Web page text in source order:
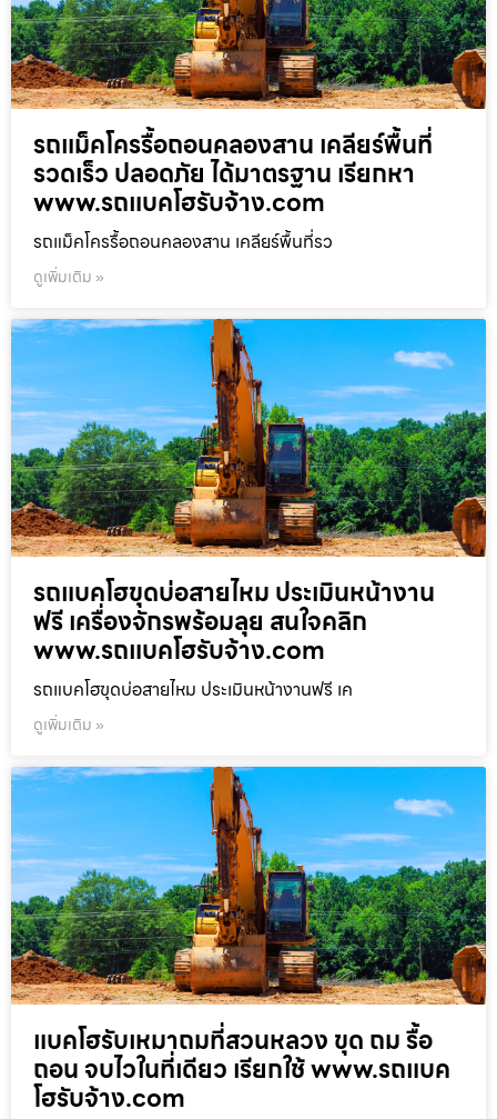
รถแม็คโครรื้อถอนคลองสาน เคลียร์พื้นที่
รวดเร็ว ปลอดภัย ได้มาตรฐาน เรียกหา
www.รถแบคโฮรับจ้าง.com
รถแม็คโครรื้อถอนคลองสาน เคลียร์พื้นที่รว
ดูเพิ่มเติม »
รถแบคโฮขุดบ่อสายไหม ประเมินหน้างาน
ฟรี เครื่องจักรพร้อมลุย สนใจคลิก
www.รถแบคโฮรับจ้าง.com
รถแบคโฮขุดบ่อสายไหม ประเมินหน้างานฟรี เค
ดูเพิ่มเติม »
แบคโฮรับเหมาถมที่สวนหลวง ขุด ถม รื้อ
ถอน จบไวในที่เดียว เรียกใช้ www.รถแบค
โฮรับจ้าง.com